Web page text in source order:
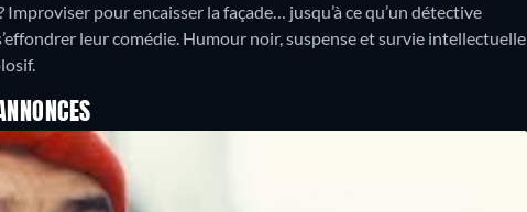
pour encaisser la façade… jusqu’à ce qu’un détective
leur comédie. Humour noir, suspense et survie intellectuelle